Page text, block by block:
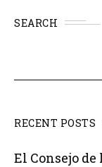
SEARCH
RECENT POSTS
El Consejo